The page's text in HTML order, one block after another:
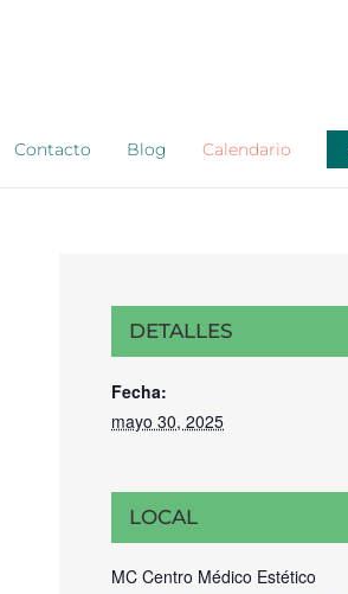
Contacto Blog Calendario
DETALLES
Fecha:
mayo 30, 2025
LOCAL
MC Centro Médico Estético